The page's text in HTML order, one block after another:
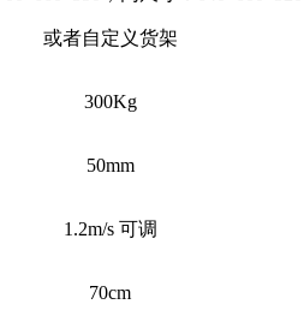
或者自定义货架
300Kg
50mm
1.2m/s 可调
70cm